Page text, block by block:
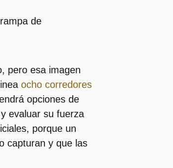
de
pero esa imagen
ocho corredores
opciones de
evaluar su fuerza
porque un
capturan y que las